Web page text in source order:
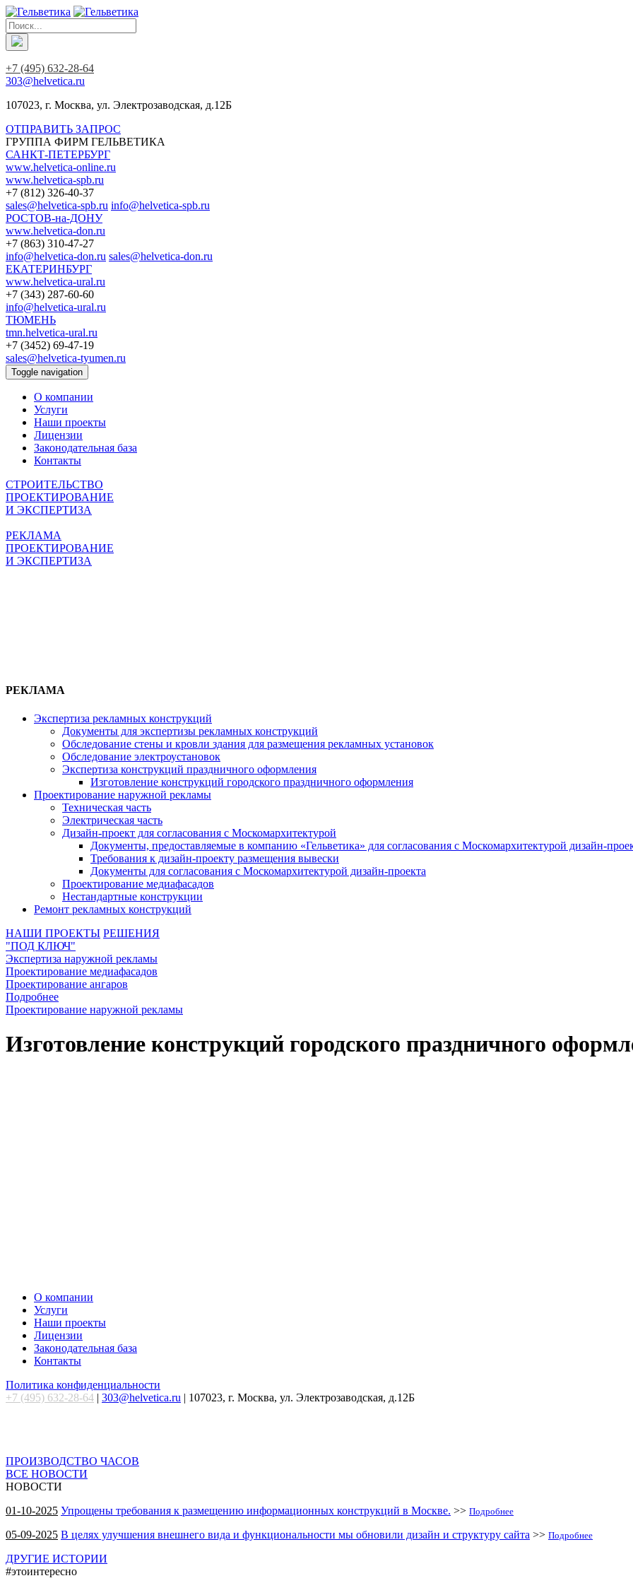
+7 (495) 632-28-64
303@helvetica.ru
107023, г. Москва, ул. Электрозаводская, д.12Б
ОТПРАВИТЬ ЗАПРОС
ГРУППА ФИРМ ГЕЛЬВЕТИКА
САНКТ-ПЕТЕРБУРГ
www.helvetica-online.ru
www.helvetica-spb.ru
+7 (812) 326-40-37
sales@helvetica-spb.ru info@helvetica-spb.ru
РОСТОВ-на-ДОНУ
www.helvetica-don.ru
+7 (863) 310-47-27
info@helvetica-don.ru sales@helvetica-don.ru
ЕКАТЕРИНБУРГ
www.helvetica-ural.ru
+7 (343) 287-60-60
info@helvetica-ural.ru
ТЮМЕНЬ
tmn.helvetica-ural.ru
+7 (3452) 69-47-19
sales@helvetica-tyumen.ru
Toggle navigation
О компании
Услуги
Наши проекты
Лицензии
Законодательная база
Контакты
СТРОИТЕЛЬСТВО
ПРОЕКТИРОВАНИЕ
И ЭКСПЕРТИЗА
РЕКЛАМА
ПРОЕКТИРОВАНИЕ
И ЭКСПЕРТИЗА
РЕКЛАМА
Экспертиза рекламных конструкций
Документы для экспертизы рекламных конструкций
Обследование стены и кровли здания для размещения рекламных установок
Обследование электроустановок
Экспертиза конструкций праздничного оформления
Изготовление конструкций городского праздничного оформления
Проектирование наружной рекламы
Техническая часть
Электрическая часть
Дизайн-проект для согласования с Москомархитектурой
Документы, предоставляемые в компанию «Гельветика» для согласования с Москомархитектурой дизайн-
Требования к дизайн-проекту размещения вывески
Документы для согласования с Москомархитектурой дизайн-проекта
Проектирование медиафасадов
Нестандартные конструкции
Ремонт рекламных конструкций
НАШИ ПРОЕКТЫ РЕШЕНИЯ
"ПОД КЛЮЧ"
Экспертиза наружной рекламы
Проектирование медиафасадов
Проектирование ангаров
Подробнее
Проектирование наружной рекламы
Изготовление конструкций городского праздничного
О компании
Услуги
Наши проекты
Лицензии
Законодательная база
Контакты
Политика конфиденциальности
+7 (495) 632-28-64 | 303@helvetica.ru | 107023, г. Москва, ул. Электрозаводская, д.12Б
ПРОИЗВОДСТВО ЧАСОВ
ВСЕ НОВОСТИ
НОВОСТИ
01-10-2025 Упрощены требования к размещению информационных конструкций в Москве. >> Подробнее
05-09-2025 В целях улучшения внешнего вида и функциональности мы обновили дизайн и структуру сайта >> Подробнее
ДРУГИЕ ИСТОРИИ
#этоинтересно